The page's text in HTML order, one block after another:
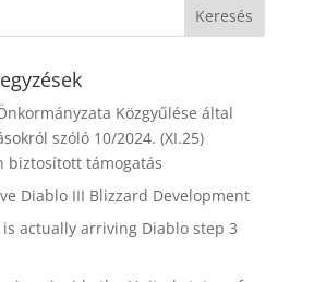
Közgyűlése által
szóló 10/2024. (XI.25)
biztosított támogatás
Diablo III Blizzard Development
actually arriving Diablo step 3